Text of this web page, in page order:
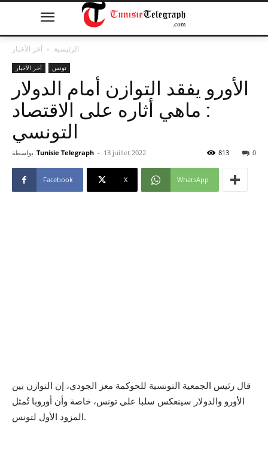
الرئيسية آخر الأخبار
آخر الأخبار تونس
الأورو يفقد التوازن أمام الدولار
: ماهي أثاره على الاقتصاد
التونسي
بواسطة Tunisie Telegraph - 13 juillet 2022 0
813
Facebook X WhatsApp
قال رئيس الجمعية التونسية للحوكمة معز الجودي، إن التوازن بين
الأورو والدولار سينعكس سلبا على تونس، خاصة وأن أوروبا تُمثل
المزود الأول لتونس.